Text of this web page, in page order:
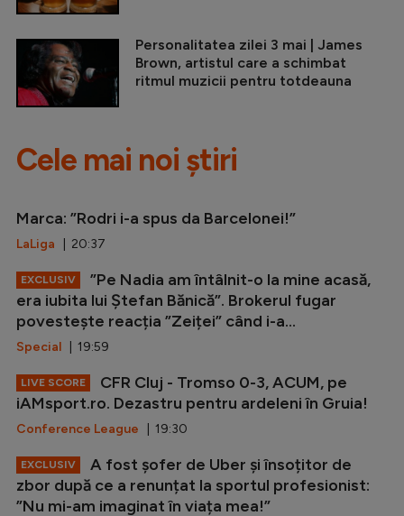
Personalitatea zilei 3 mai | James
Brown, artistul care a schimbat
ritmul muzicii pentru totdeauna
Cele mai noi știri
Marca: ”Rodri i-a spus da Barcelonei!”
LaLiga | 20:37
EXCLUSIV
”Pe Nadia am întâlnit-o la mine acasă,
era iubita lui Ștefan Bănică”. Brokerul fugar
povestește reacția ”Zeiței” când i-a...
Special | 19:59
LIVE SCORE
CFR Cluj - Tromso 0-3, ACUM, pe
iAMsport.ro. Dezastru pentru ardeleni în Gruia!
Conference League | 19:30
EXCLUSIV
A fost șofer de Uber și însoțitor de
zbor după ce a renunțat la sportul profesionist:
”Nu mi-am imaginat în viața mea!”